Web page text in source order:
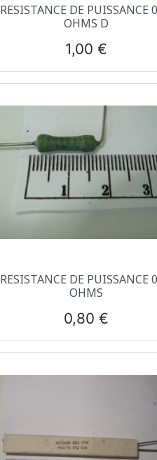
Aperçu rapide
RESISTANCE DE PUISSANCE
OHMS D
Prix
1,00 €
Aperçu rapide
RESISTANCE DE PUISSANCE
OHMS
Prix
0,80 €